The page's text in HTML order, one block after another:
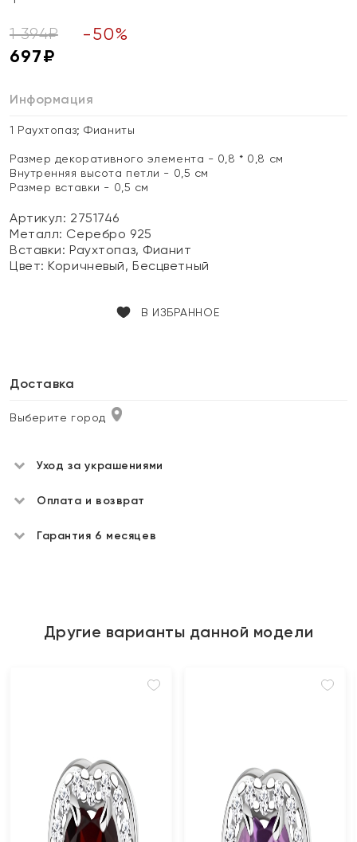
1 394₽ -50%
697₽
Информация
1 Раухтопаз; Фианиты
Размер декоративного элемента - 0,8 * 0,8 см
Внутренняя высота петли - 0,5 см
Размер вставки - 0,5 см
Артикул: 2751746
Металл: Серебро 925
Вставки:Раухтопаз, Фианит
Цвет:Коричневый, Бесцветный
В ИЗБРАННОЕ
Доставка
Выберите город
Уход за украшениями
Оплата и возврат
Гарантия 6 месяцев
Другие варианты данной модели